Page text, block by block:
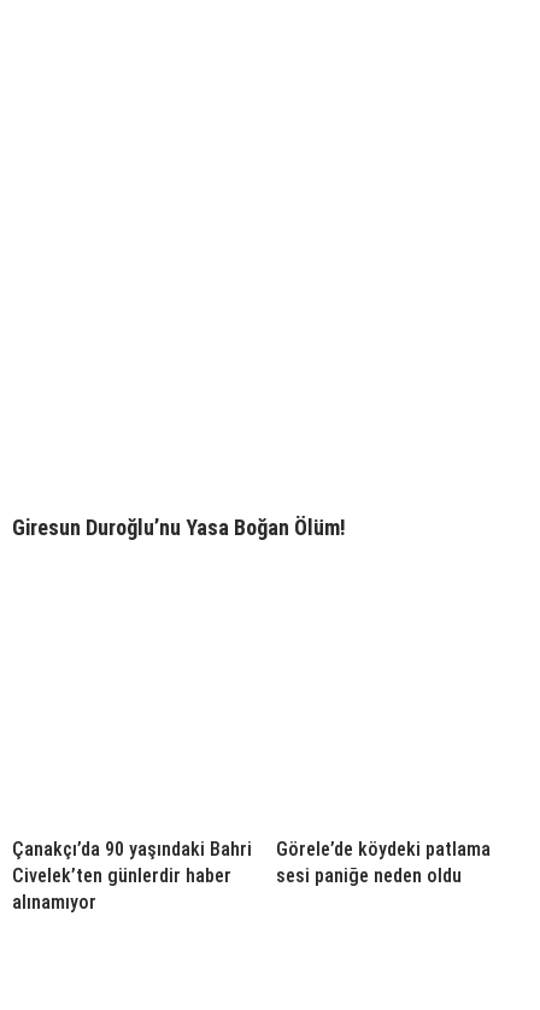
Giresun Duroğlu’nu Yasa Boğan Ölüm!
Çanakçı’da 90 yaşındaki Bahri
Civelek’ten günlerdir haber
alınamıyor
Görele’de köydeki patlama
sesi paniğe neden oldu